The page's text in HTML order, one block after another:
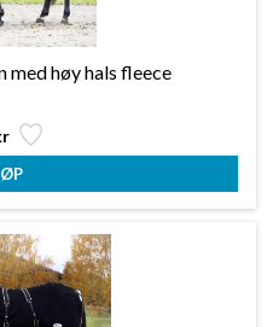
med høy hals fleece